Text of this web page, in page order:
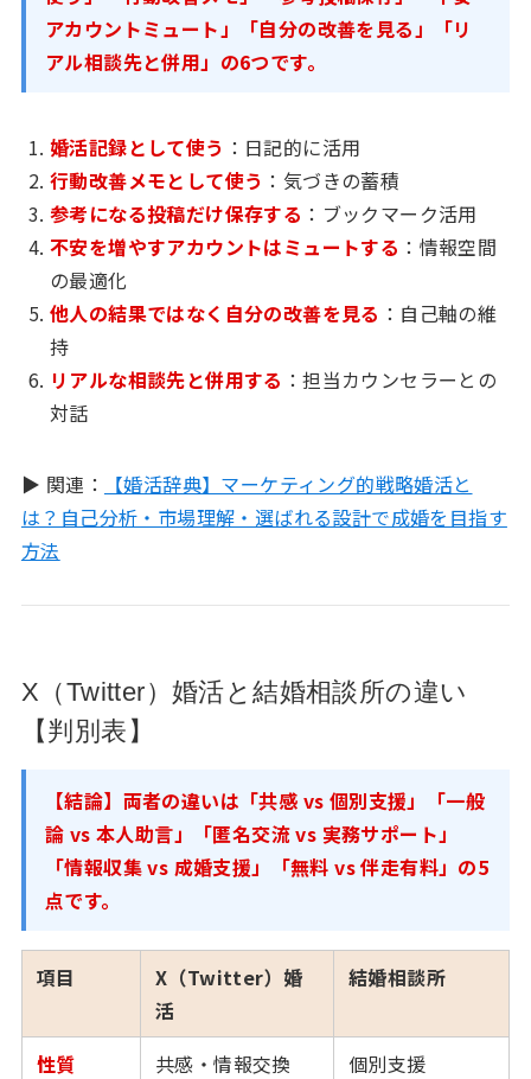
アカウントミュート」「自分の改善を見る」「リ
アル相談先と併用」の6つです。
婚活記録として使う ：日記的に活用
行動改善メモとして使う ：気づきの蓄積
参考になる投稿だけ保存する ：ブックマーク活用
不安を増やすアカウントはミュートする ：情報空間
の最適化
他人の結果ではなく自分の改善を見る ：自己軸の維
持
リアルな相談先と併用する ：担当カウンセラーとの
対話
▶ 関連：
【婚活辞典】マーケティング的戦略婚活と
は？自己分析・市場理解・選ばれる設計で成婚を目指す
方法
X（Twitter）婚活と結婚相談所の違い
【判別表】
【結論】両者の違いは「共感 vs 個別支援」「一般
論 vs 本人助言」「匿名交流 vs 実務サポート」
「情報収集 vs 成婚支援」「無料 vs 伴走有料」の5
点です。
項目
X（Twitter）婚
活
結婚相談所
性質 共感・情報交換
個別支援